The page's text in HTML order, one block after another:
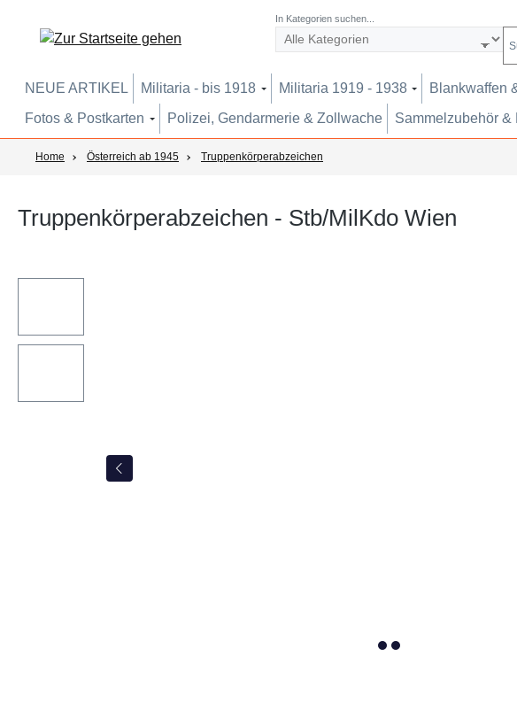
In Kategorien suchen...
NEUE ARTIKEL Militaria - bis 1918 Militaria 1919 - 1938 Blankwaffen
Fotos & Postkarten
Polizei, Gendarmerie & Zollwache Sammelzubehör &
Home Österreich ab 1945 Truppenkörperabzeichen
Truppenkörperabzeichen - Stb/MilKdo Wien